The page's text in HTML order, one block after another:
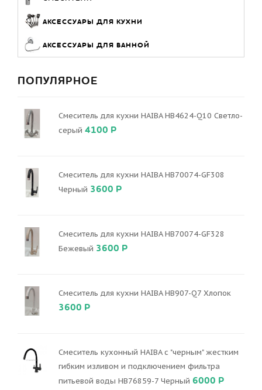
АКСЕССУАРЫ ДЛЯ КУХНИ
АКСЕССУАРЫ ДЛЯ ВАННОЙ
ПОПУЛЯРНОЕ
Смеситель для кухни HAIBA HB4624-Q10 Светло-
серый 4100 Р
Смеситель для кухни HAIBA HB70074-GF308
Черный 3600 Р
Смеситель для кухни HAIBA HB70074-GF328
Бежевый 3600 Р
Смеситель для кухни HAIBA HB907-Q7 Хлопок
3600 Р
Смеситель кухонный HAIBA с "черным" жестким
гибким изливом и подключением фильтра
питьевой воды HB76859-7 Черный 6000 Р